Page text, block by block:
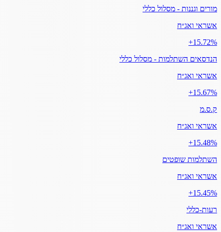
מורים וגננות - מסלול כללי
אשראי ואג״ח
‎+15.72%
הנדסאים השתלמות - מסלול כללי
אשראי ואג״ח
‎+15.67%
ק.ס.מ
אשראי ואג״ח
‎+15.48%
השתלמות שופטים
אשראי ואג״ח
‎+15.45%
רעות-כללי
אשראי ואג״ח